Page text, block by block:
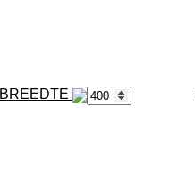
BREEDTE